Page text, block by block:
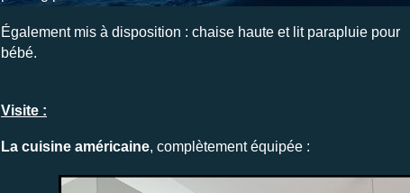
Également mis à disposition : chaise haute et lit parapluie pour
bébé.
Visite :
La cuisine américaine, complètement équipée :